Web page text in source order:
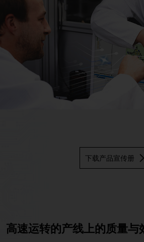
下载产品宣传册
高速运转的产线上的质量与